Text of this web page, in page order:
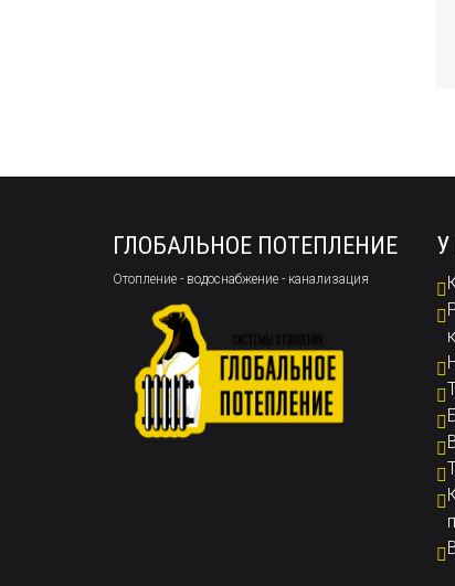
ГЛОБАЛЬНОЕ ПОТЕПЛЕНИЕ
Отопление - водоснабжение - канализация